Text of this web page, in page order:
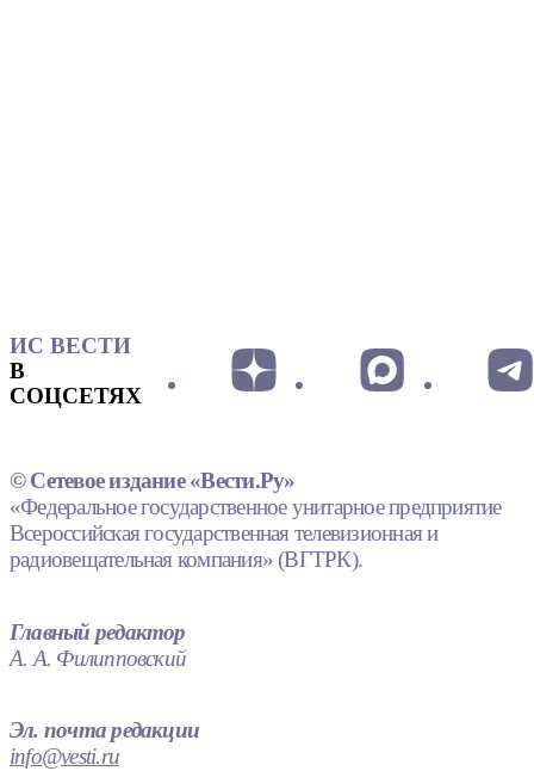
ИС ВЕСТИ
В
СОЦСЕТЯХ
© Сетевое издание «Вести.Ру»
«Федеральное государственное унитарное предприятие
Всероссийская государственная телевизионная и
радиовещательная компания» (ВГТРК).
Главный редактор
А. А. Филипповский
Эл. почта редакции
info@vesti.ru